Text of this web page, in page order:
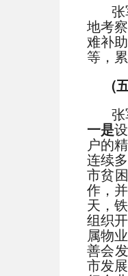
地考
难补
等，
(
一是
户的
连续
市贫
作，
天，
组织
属物
善会
市发